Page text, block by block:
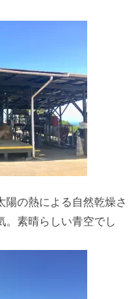
陽の熱による自然乾燥さ
。素晴らしい青空でし